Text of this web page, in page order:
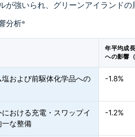
が強いられ、グリーンアイランドの
分析*
年平均成
への影響（
および前駆体化学品への
-1.8%
おける充電・スワップイ
一な整備
-1.2%